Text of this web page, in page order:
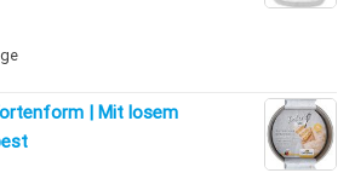
| Mit losem